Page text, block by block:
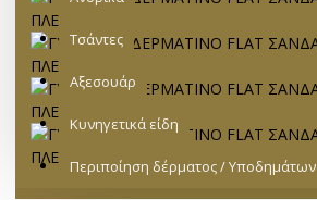
Τσάντες
Αξεσουάρ
Κυνηγετικά είδη
Περιποίηση δέρματος / Υποδημάτων